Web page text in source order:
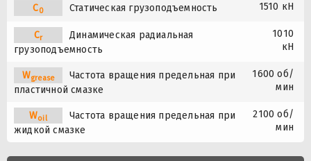
C0 Статическая грузоподъемность 1510 кН
Cr
Динамическая радиальная
грузоподъемность
1010
кН
Wgrease
Частота вращения предельная при
пластичной смазке
1600 об/
мин
Woil
Частота вращения предельная при
жидкой смазке
2100 об/
мин